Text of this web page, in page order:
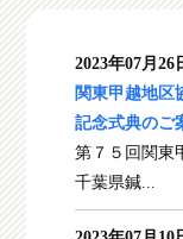
2023年07月26
関東甲越地区
記念式典のご
第７５回関東
千葉県鍼...